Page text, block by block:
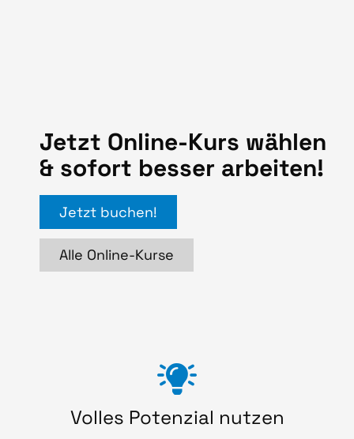
Jetzt Online-Kurs wählen
& sofort besser arbeiten!
Jetzt buchen!
Alle Online-Kurse
Volles Potenzial nutzen